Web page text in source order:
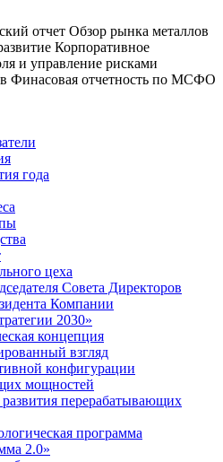
отчет Обзор рынка металлов
Корпоративное
и управление рисками
Финасовая отчетность по МСФО
года
цеха
Совета Директоров
Компании
2030»
концепция
взгляд
конфигурации
мощностей
перерабатывающих
программа
2.0»